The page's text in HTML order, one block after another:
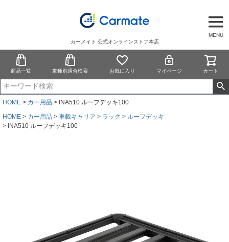
MENU
カーメイト 公式オンラインストア本店
商品一覧 車種別適合検索 お気に入り マイページ カート
HOME カー用品
INA510 ルーフデッキ100
HOME
カー用品 車載キャリア ラック
ルーフデッキ
INA510 ルーフデッキ100